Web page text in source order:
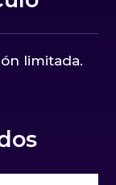
limitada.